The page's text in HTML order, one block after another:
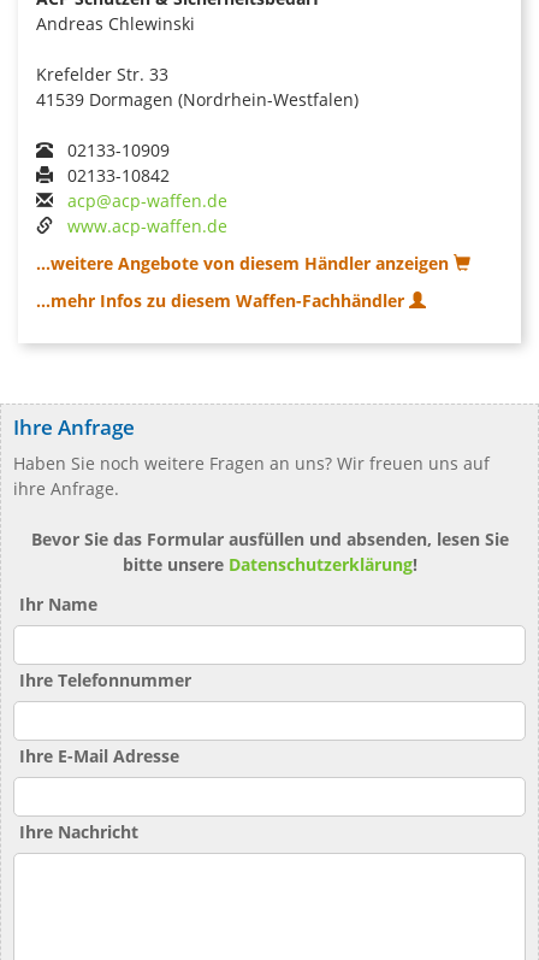
Andreas Chlewinski
Krefelder Str. 33
41539 Dormagen (Nordrhein-Westfalen)
02133-10909
02133-10842
acp@acp-waffen.de
www.acp-waffen.de
...weitere Angebote von diesem Händler anzeigen
...mehr Infos zu diesem Waffen-Fachhändler
Ihre Anfrage
Haben Sie noch weitere Fragen an uns? Wir freuen uns auf
ihre Anfrage.
Bevor Sie das Formular ausfüllen und absenden, lesen Sie
bitte unsere Datenschutzerklärung!
Ihr Name
Ihre Telefonnummer
Ihre E-Mail Adresse
Ihre Nachricht